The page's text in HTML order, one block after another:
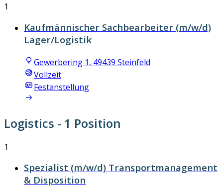
1
Kaufmännischer Sachbearbeiter (m/w/d)
Lager/Logistik
Gewerbering 1, 49439 Steinfeld
Vollzeit
Festanstellung
Logistics - 1 Position
1
Spezialist (m/w/d) Transportmanagement
& Disposition